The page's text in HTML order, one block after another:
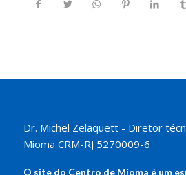
Dr. Michel Zelaquett - Diretor
Mioma CRM-RJ 5270009-6
O site do Centro de Mioma é um